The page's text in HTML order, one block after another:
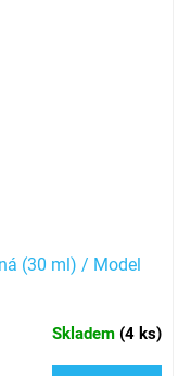
(30 ml) / Model
Skladem (4 ks)